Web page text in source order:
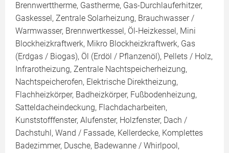
Brennwerttherme, Gastherme, Gas-Durchlauferhitzer,
Gaskessel, Zentrale Solarheizung, Brauchwasser /
Warmwasser, Brennwertkessel, Öl-Heizkessel, Mini
Blockheizkraftwerk, Mikro Blockheizkraftwerk, Gas
(Erdgas / Biogas), Öl (Erdöl / Pflanzenöl), Pellets / Holz,
Infrarotheizung, Zentrale Nachtspeicherheizung,
Nachtspeicherofen, Elektrische Direktheizung,
Flachheizkörper, Badheizkörper, Fußbodenheizung,
Satteldacheindeckung, Flachdacharbeiten,
Kunststofffenster, Alufenster, Holzfenster, Dach /
Dachstuhl, Wand / Fassade, Kellerdecke, Komplettes
Badezimmer, Dusche, Badewanne / Whirlpool,